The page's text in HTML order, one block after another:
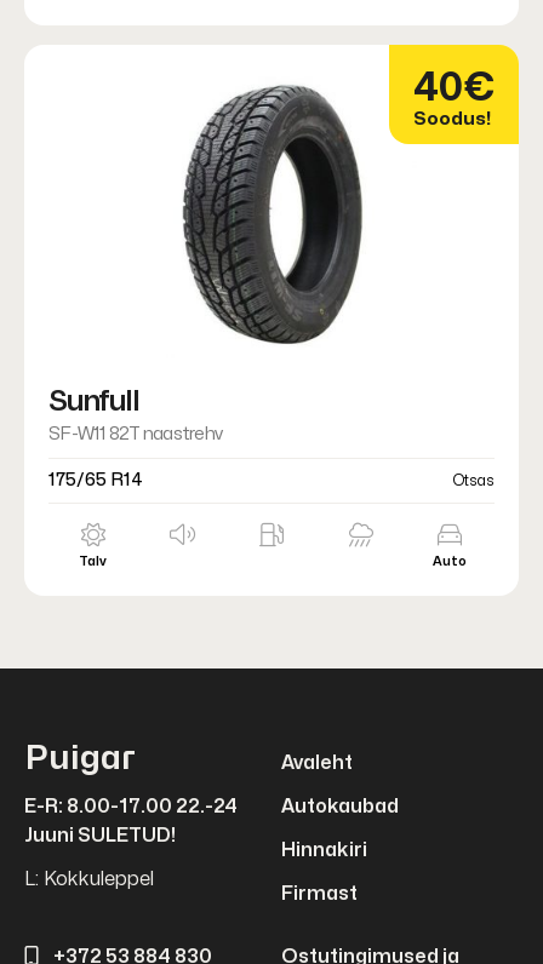
40€
Soodus!
Sunfull
SF-W11 82T naastrehv
175/65 R14 Otsas
Talv Auto
Puigar
E-R: 8.00-17.00 22.-24
Juuni SULETUD!
L: Kokkuleppel
Avaleht
Autokaubad
Hinnakiri
Firmast
+372 53 884 830 Ostutingimused ja